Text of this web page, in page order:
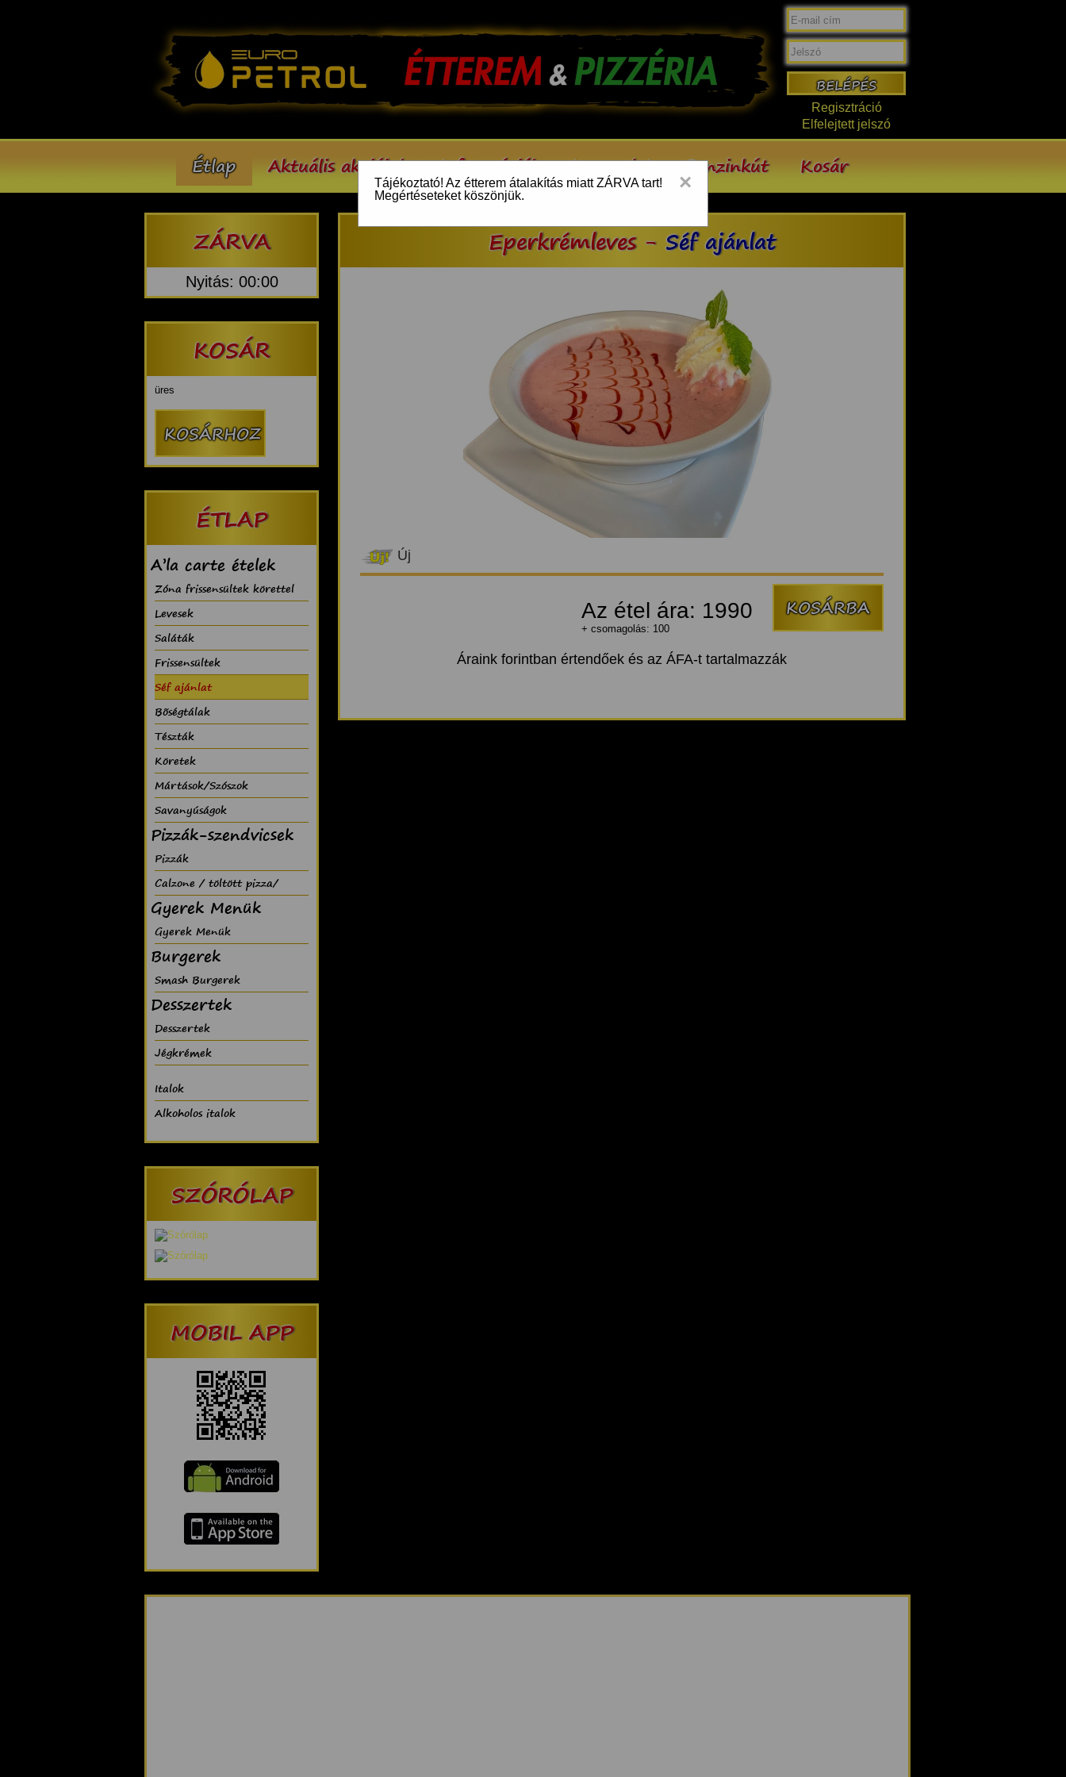
×
Tájékoztató! Az étterem átalakítás miatt ZÁRVA tart!
Megértéseteket köszönjük.
Regisztráció
Elfelejtett jelszó
Étlap Aktuális akcióink Információk Kapcsolat Benzinkút Kosár
ZÁRVA
Nyitás: 00:00
KOSÁR
üres
ÉTLAP
A’la carte ételek
Zóna frissensültek körettel
Levesek
Saláták
Frissensültek
Séf ajánlat
Bõségtálak
Tészták
Köretek
Mártások/Szószok
Savanyúságok
Pizzák-szendvicsek
Pizzák
Calzone / töltött pizza/
Gyerek Menük
Gyerek Menük
Burgerek
Smash Burgerek
Desszertek
Desszertek
Jégkrémek
Italok
Alkoholos italok
SZÓRÓLAP
MOBIL APP
Eperkrémleves -Séf ajánlat
Új
Az étel ára: 1990
+ csomagolás: 100
Áraink forintban értendőek és az ÁFA-t tartalmazzák